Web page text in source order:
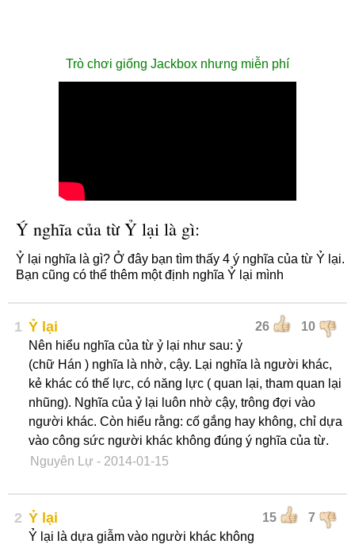
Trò chơi giống Jackbox nhưng miễn phí
Ý nghĩa của từ Ỷ lại là gì:
Ỷ lại nghĩa là gì? Ở đây bạn tìm thấy 4 ý nghĩa của từ Ỷ lại.
Bạn cũng có thể thêm một định nghĩa Ỷ lại mình
1 26 10
Ỷ lại
Nên hiểu nghĩa của từ ỷ lại như sau: ỷ
(chữ Hán ) nghĩa là nhờ, cậy. Lại nghĩa là người khác,
kẻ khác có thế lực, có năng lực ( quan lại, tham quan lại
nhũng). Nghĩa của ỷ lại luôn nhờ cậy, trông đợi vào
người khác. Còn hiểu rằng: cố gắng hay không, chỉ dựa
vào công sức người khác không đúng ý nghĩa của từ.
Nguyên Lự - 2014-01-15
2 15 7
Ỷ lại
Ỷ lại là dựa giẫm vào người khác không